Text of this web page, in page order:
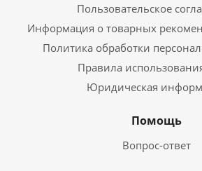
Пользовательское
Информация о товарных
Политика обработки
Правила
Юридическая
Помощь
Вопрос-ответ